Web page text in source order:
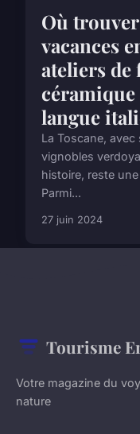
Où
vacances
ateliers de
céramique
langue
La Toscane,
vignobles
histoire, reste
Parmi...
27 juin 2024
Tourisme
Votre magazine du
nature